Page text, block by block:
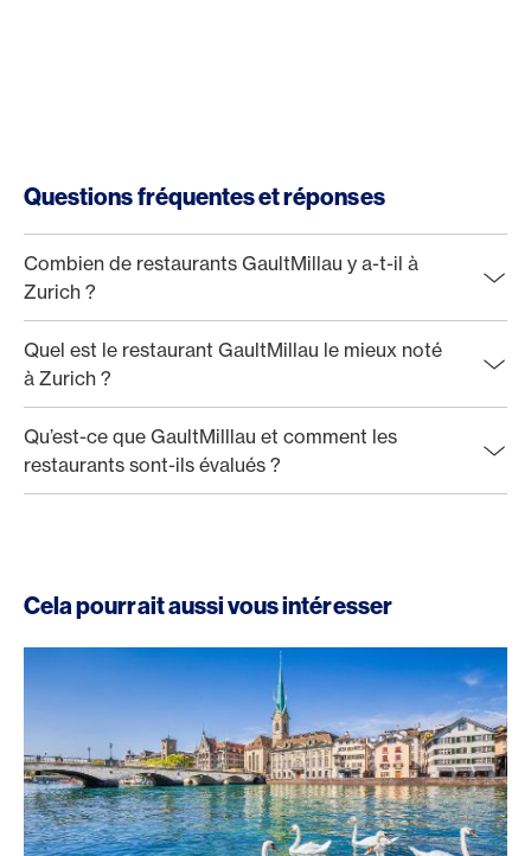
Questions fréquentes et réponses
Combien de restaurants GaultMillau y a-t-il à
Zurich ?
Quel est le restaurant GaultMillau le mieux noté
à Zurich ?
Qu’est-ce que GaultMilllau et comment les
restaurants sont-ils évalués ?
Cela pourrait aussi vous intéresser